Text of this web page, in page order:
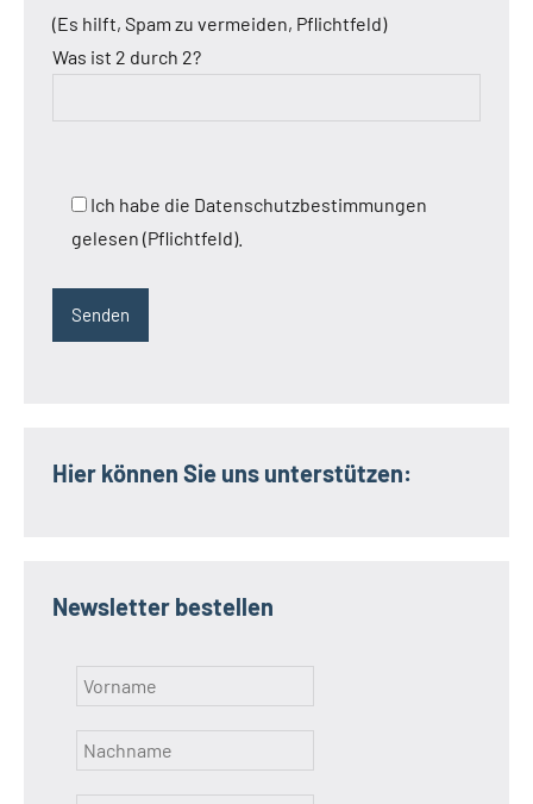
(Es hilft, Spam zu vermeiden, Pflichtfeld)
Was ist 2 durch 2?
Ich habe die Datenschutzbestimmungen
gelesen (Pflichtfeld).
Hier können Sie uns unterstützen:
Newsletter bestellen